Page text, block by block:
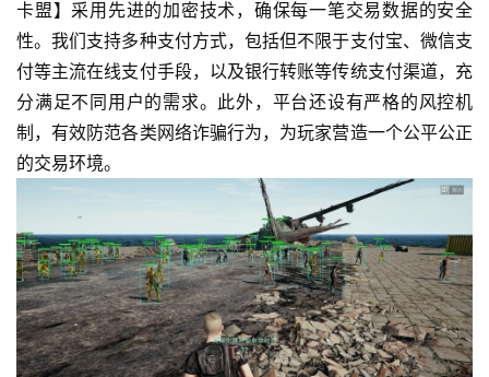
卡盟】采用先进的加密技术，确保每一笔交易数据的安全
性。我们支持多种支付方式，包括但不限于支付宝、微信支
付等主流在线支付手段，以及银行转账等传统支付渠道，充
分满足不同用户的需求。此外，平台还设有严格的风控机
制，有效防范各类网络诈骗行为，为玩家营造一个公平公正
的交易环境。